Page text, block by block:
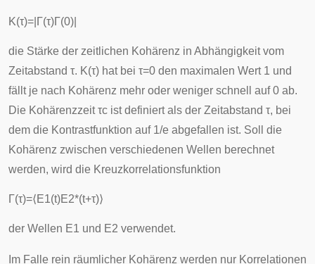
K(τ)= Γ(τ)Γ(0)
die Stärke der zeitlichen Kohärenz in Abhängigkeit vom
Zeitabstand τ. K(τ) hat bei τ=0 den maximalen Wert 1 und
fällt je nach Kohärenz mehr oder weniger schnell auf 0 ab.
Die Kohärenzzeitτc ist definiert als der Zeitabstand τ, bei
dem die Kontrastfunktion auf 1/e abgefallen ist. Soll die
Kohärenz zwischen verschiedenen Wellen berechnet
werden, wird die Kreuzkorrelationsfunktion
Γ(τ)=⟨E1(t)E2*(t+τ)⟩
der Wellen E1 und E2 verwendet.
Im Falle rein räumlicher Kohärenz werden nur Korrelationen